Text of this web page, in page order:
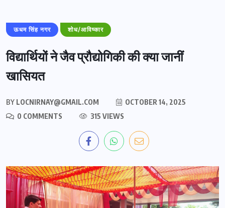
ऊधम सिंह नगर शोध/आविष्कार
विद्यार्थियों ने जैव प्रौद्योगिकी की क्या जानीं
खासियत
BY LOCNIRNAY@GMAIL.COM
OCTOBER 14, 2025
0 COMMENTS
315 VIEWS